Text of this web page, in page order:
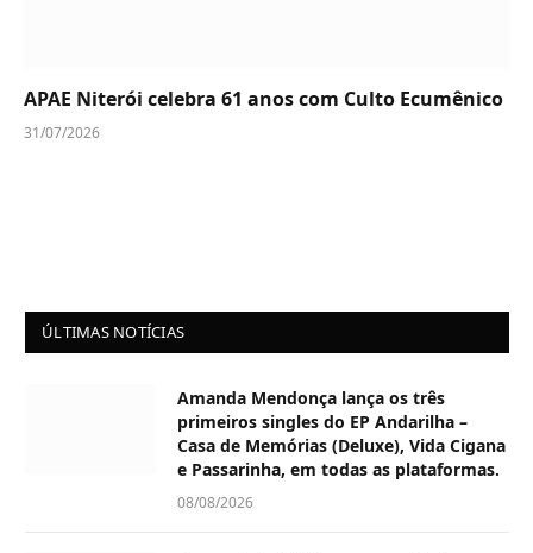
APAE Niterói celebra 61 anos com Culto Ecumênico
31/07/2026
ÚLTIMAS NOTÍCIAS
Amanda Mendonça lança os três
primeiros singles do EP Andarilha –
Casa de Memórias (Deluxe), Vida Cigana
e Passarinha, em todas as plataformas.
08/08/2026